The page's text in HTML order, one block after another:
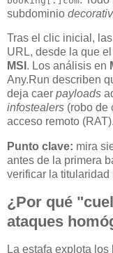
subdominio
Tras el clic inicial,
URL, desde la que
MSI . Los análisis en
Any.Run describen
deja caer payloads
infostealers (robo de
acceso remoto (RAT).
Punto clave: mira
antes de la primera
verificar la titularidad
¿Por qué
ataques
La estafa explota los